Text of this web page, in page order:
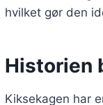
hvilket gør den
Historien
Kiksekagen har